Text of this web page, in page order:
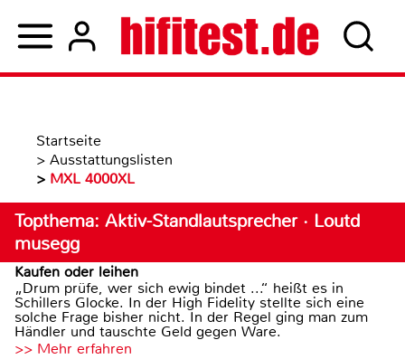
Startseite
> Ausstattungslisten
> MXL 4000XL
Topthema: Aktiv-Standlautsprecher · Loutd
musegg
Kaufen oder leihen
„Drum prüfe, wer sich ewig bindet ...“ heißt es in
Schillers Glocke. In der High Fidelity stellte sich eine
solche Frage bisher nicht. In der Regel ging man zum
Händler und tauschte Geld gegen Ware.
>> Mehr erfahren